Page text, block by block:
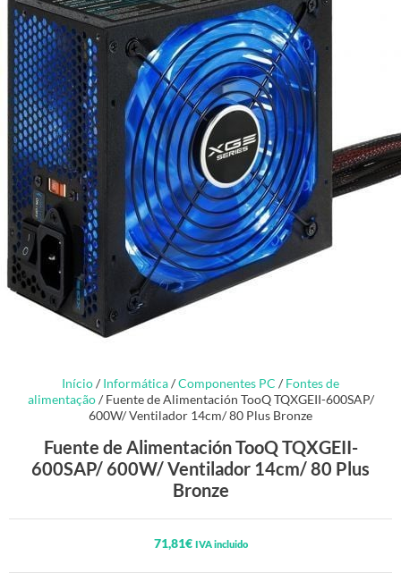
Início/ Informática/Componentes PC / Fontes de
alimentação/ Fuente de Alimentación TooQ TQXGEII-600SAP/
600W/ Ventilador 14cm/ 80 Plus Bronze
Fuente de Alimentación TooQ TQXGEII-
600SAP/ 600W/ Ventilador 14cm/ 80 Plus
Bronze
71,81€ IVA incluido